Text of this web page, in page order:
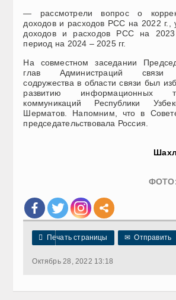
— рассмотрели вопрос о
доходов и расходов РСС на 2022 г.,
доходов и расходов РСС на
период на 2024 – 2025 гг.
На совместном заседании
глав Администраций связи
содружества в области связи был
развитию информационных
коммуникаций Республики
Шерматов. Напомним, что в
председательствовала Россия.
ФОТО:
 Печать страницы ✉ Отправить
Октябрь 28, 2022 13:18